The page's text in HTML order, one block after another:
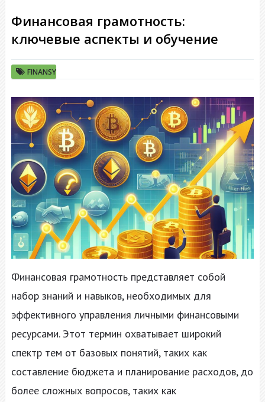
Финансовая грамотность:
ключевые аспекты и обучение
FINANSY
Финансовая грамотность представляет собой
набор знаний и навыков, необходимых для
эффективного управления личными финансовыми
ресурсами. Этот термин охватывает широкий
спектр тем от базовых понятий, таких как
составление бюджета и планирование расходов, до
более сложных вопросов, таких как